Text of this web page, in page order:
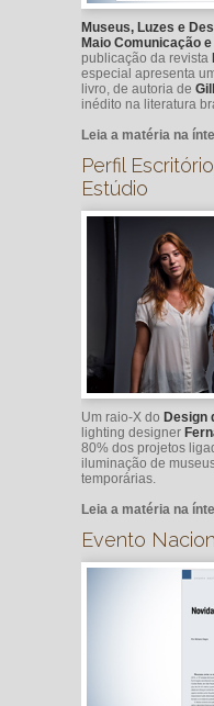
Museus, Luzes e
Maio Comunicação
publicação da revista
especial apresenta
livro, de autoria de
inédito na literatura
Leia a matéria na
Perfil
Estúdio
Um raio-X do Design
lighting designer
80% dos projetos
iluminação de
temporárias.
Leia a matéria na
Evento